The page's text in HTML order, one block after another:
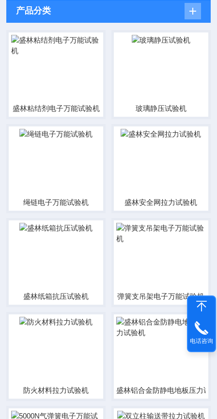
产品分类
盛林粘结剂电子万能试验机 玻璃静压试验机
绳链电子万能试验机 盛林安全网拉力试验机
盛林纸箱抗压试验机 弹簧支吊架电子万能试验机
防火材料拉力试验机 盛林铝合金防静电地板压力试
电话咨询